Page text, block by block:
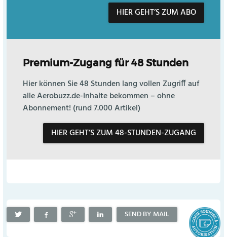
HIER GEHT’S ZUM ABO
Premium-Zugang für 48 Stunden
Hier können Sie 48 Stunden lang vollen Zugriff auf
alle Aerobuzz.de-Inhalte bekommen – ohne
Abonnement! (rund 7.000 Artikel)
HIER GEHT’S ZUM 48-STUNDEN-ZUGANG
SEND BY MAIL